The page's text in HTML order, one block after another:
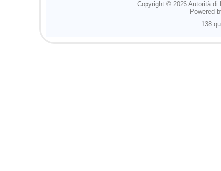
Copyright © 2026 Autorità di
Powered
138